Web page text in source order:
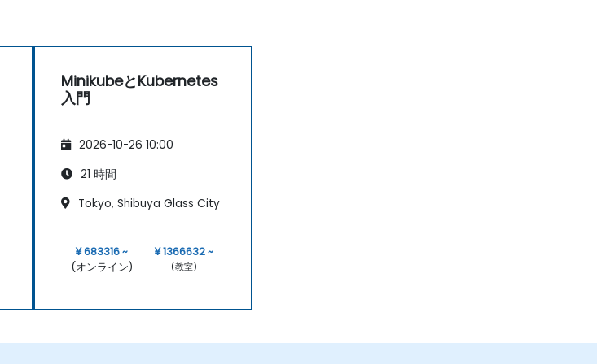
MinikubeとKubernetes
入門
2026-10-26 10:00
21 時間
Tokyo, Shibuya Glass City
¥ 683316 ~
(オンライン)
¥ 1366632 ~
(教室)